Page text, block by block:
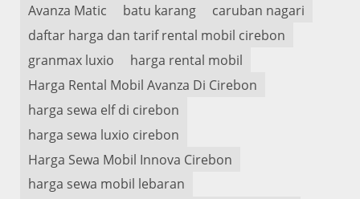
Avanza Matic batu karang
caruban nagari
daftar harga dan tarif rental mobil cirebon
granmax luxio
harga rental mobil
Harga Rental Mobil Avanza Di Cirebon
harga sewa elf di cirebon
harga sewa luxio cirebon
Harga Sewa Mobil Innova Cirebon
harga sewa mobil lebaran